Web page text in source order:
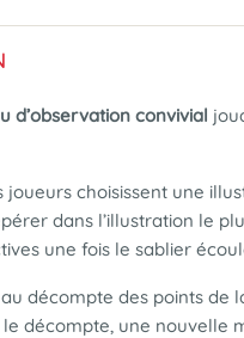
d’observation convivial
joueurs choisissent une
dans l’illustration le
une fois le sablier
décompte des points de
le décompte, une nouvelle